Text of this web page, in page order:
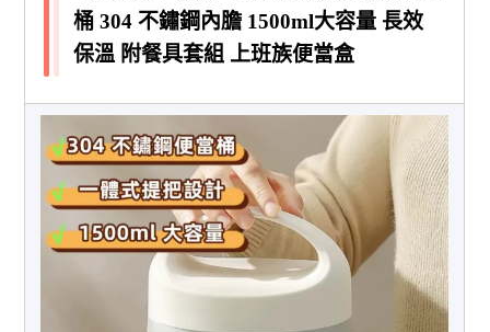
桶 304 不鏽鋼內膽 1500ml大容量 長效
保溫 附餐具套組 上班族便當盒